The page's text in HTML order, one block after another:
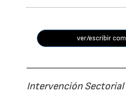
ver/escribir
Intervención Sectorial